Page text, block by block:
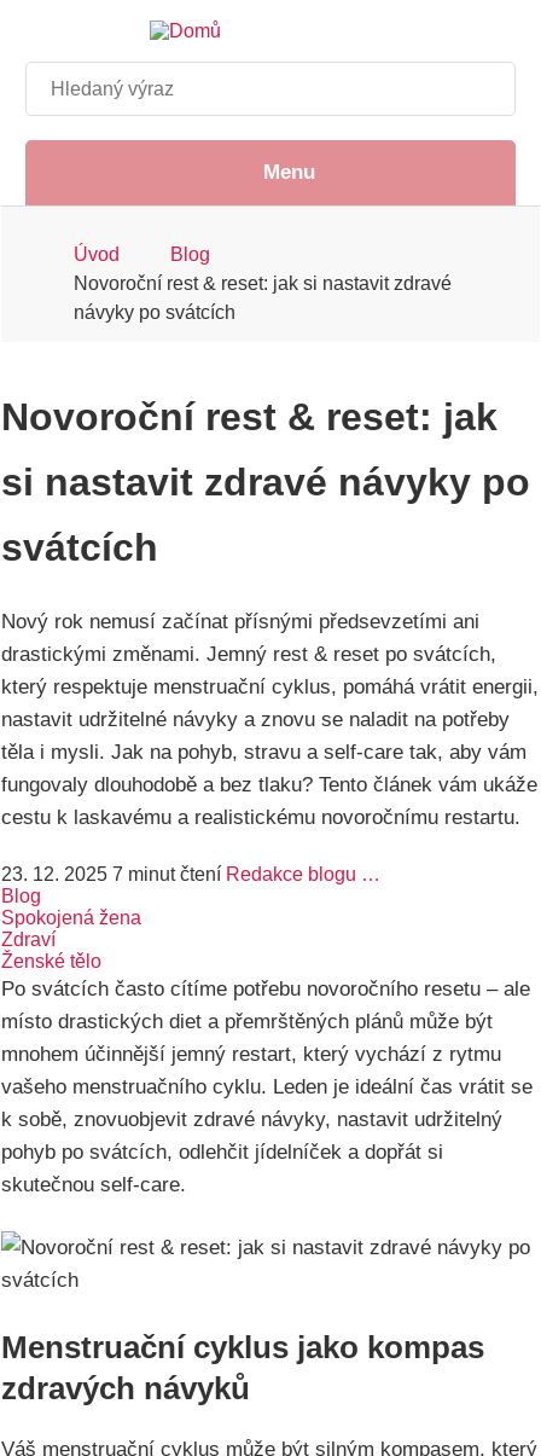
obsahu
Hledat
Menu
Drobečková
navigace
Úvod
Blog
Novoroční rest & reset: jak si nastavit zdravé
návyky po svátcích
Novoroční rest & reset: jak
si nastavit zdravé návyky po
svátcích
Nový rok nemusí začínat přísnými předsevzetími ani
drastickými změnami. Jemný rest & reset po svátcích,
který respektuje menstruační cyklus, pomáhá vrátit energii,
nastavit udržitelné návyky a znovu se naladit na potřeby
těla i mysli. Jak na pohyb, stravu a self-care tak, aby vám
fungovaly dlouhodobě a bez tlaku? Tento článek vám ukáže
cestu k laskavému a realistickému novoročnímu restartu.
23. 12. 2025 7 minut čtení Redakce blogu …
Blog
Spokojená žena
Zdraví
Ženské tělo
Po svátcích často cítíme potřebu novoročního resetu – ale
místo drastických diet a přemrštěných plánů může být
mnohem účinnější jemný restart, který vychází z rytmu
vašeho menstruačního cyklu. Leden je ideální čas vrátit se
k sobě, znovuobjevit zdravé návyky, nastavit udržitelný
pohyb po svátcích, odlehčit jídelníček a dopřát si
skutečnou self-care.
Menstruační cyklus jako kompas
zdravých návyků
Váš menstruační cyklus může být silným kompasem, který